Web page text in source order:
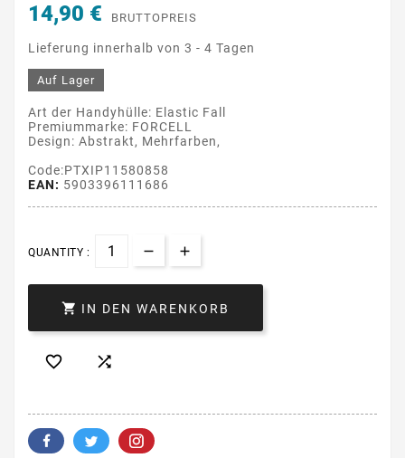
14,90 € BRUTTOPREIS
Lieferung innerhalb von 3 - 4 Tagen
Auf Lager
Art der Handyhülle: Elastic Fall
Premiummarke: FORCELL
Design: Abstrakt, Mehrfarben,
Code:PTXIP11580858
EAN: 5903396111686
QUANTITY :
 IN DEN WARENKORB
 